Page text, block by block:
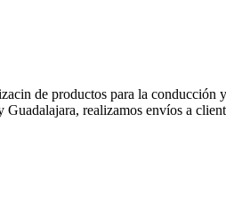
de productos para la
realizamos envíos a